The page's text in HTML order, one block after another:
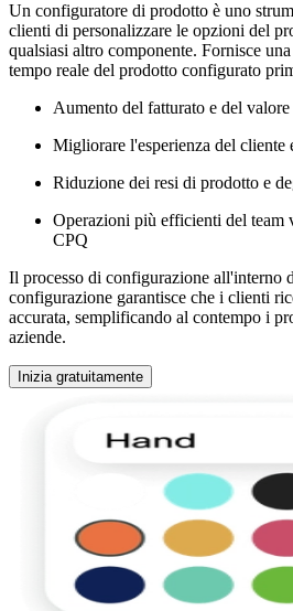
Un configuratore di prodotto è uno
clienti di personalizzare le opzioni del
qualsiasi altro componente. Fornisce
tempo reale del prodotto configurato
Aumento del fatturato e del
Migliorare l'esperienza del cliente
Riduzione dei resi di prodotto e
Operazioni più efficienti del team
CPQ
Il processo di configurazione all'interno
configurazione garantisce che i clienti
accurata, semplificando al contempo i
aziende.
Inizia gratuitamente